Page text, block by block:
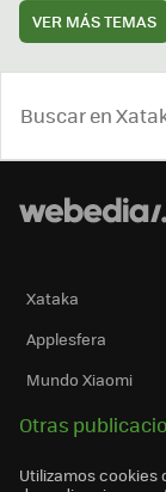
VER MÁS TEMAS
Xataka
Applesfera
Mundo Xiaomi
Otras
Utilizamos